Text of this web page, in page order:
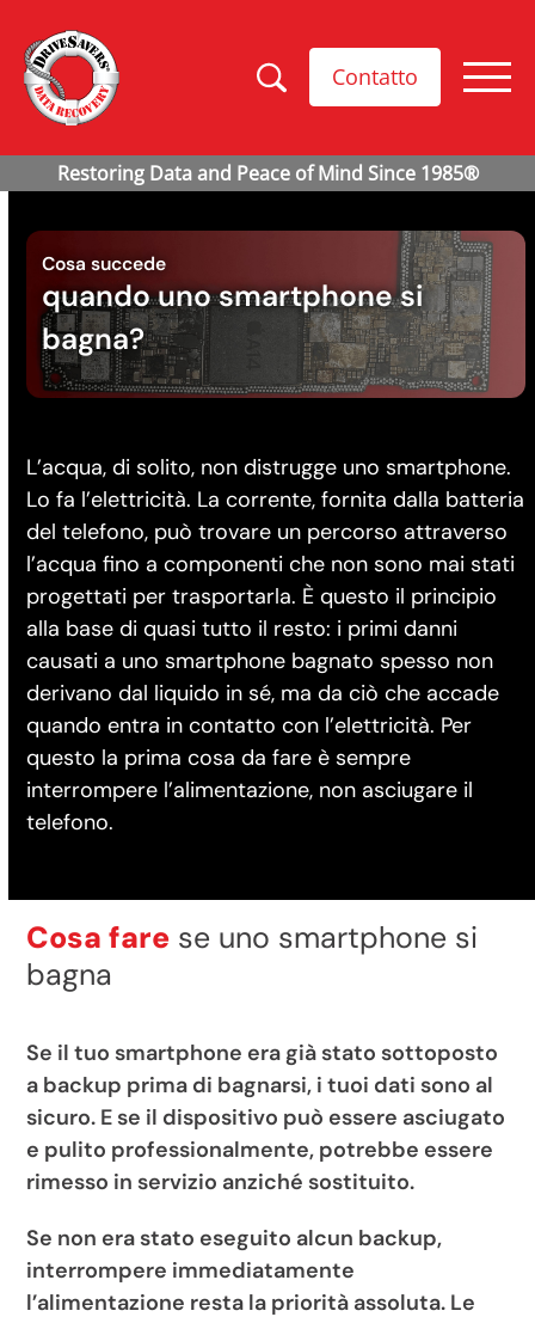
Contatto
Cosa succede
quando uno smartphone si
bagna?
L’acqua, di solito, non distrugge uno smartphone.
Lo fa l’elettricità. La corrente, fornita dalla batteria
del telefono, può trovare un percorso attraverso
l’acqua fino a componenti che non sono mai stati
progettati per trasportarla. È questo il principio
alla base di quasi tutto il resto: i primi danni
causati a uno smartphone bagnato spesso non
derivano dal liquido in sé, ma da ciò che accade
quando entra in contatto con l’elettricità. Per
questo la prima cosa da fare è sempre
interrompere l’alimentazione, non asciugare il
telefono.
Cosa fare se uno smartphone si
bagna
Se il tuo smartphone era già stato sottoposto
a backup prima di bagnarsi, i tuoi dati sono al
sicuro. E se il dispositivo può essere asciugato
e pulito professionalmente, potrebbe essere
rimesso in servizio anziché sostituito.
Se non era stato eseguito alcun backup,
interrompere immediatamente
l’alimentazione resta la priorità assoluta. Le